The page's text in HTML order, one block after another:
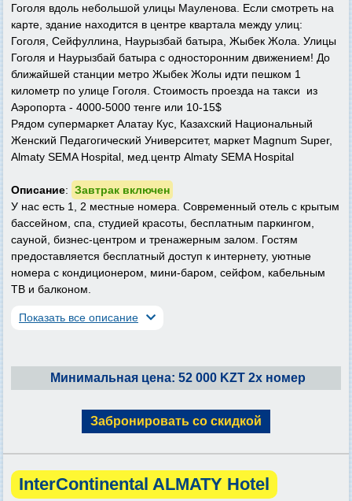
Гоголя вдоль небольшой улицы Мауленова. Если смотреть на
карте, здание находится в центре квартала между улиц:
Гоголя, Сейфуллина, Наурызбай батыра, Жыбек Жола. Улицы
Гоголя и Наурызбай батыра с односторонним движением! До
ближайшей станции метро Жыбек Жолы идти пешком 1
километр по улице Гоголя. Стоимость проезда на такси из
Аэропорта - 4000-5000 тенге или 10-15$
Рядом супермаркет Алатау Кус, Казахский Национальный
Женский Педагогический Университет, маркет Magnum Super,
Almaty SEMA Hospital, мед.центр Almaty SEMA Hospital
Описание: Завтрак включен
У нас есть 1, 2 местные номера. Современный отель с крытым
бассейном, спа, студией красоты, бесплатным паркингом,
сауной, бизнес-центром и тренажерным залом. Гостям
предоставляется бесплатный доступ к интернету, уютные
номера с кондиционером, мини-баром, сейфом, кабельным
ТВ и балконом.
Показать все описание
Минимальная цена: 52 000 KZT 2х номер
Забронировать со скидкой
InterContinental ALMATY Hotel